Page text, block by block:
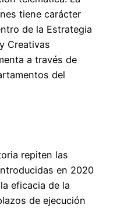
tiene carácter
de la Estrategia
Creativas
a través de
del
repiten las
en 2020
eficacia de la
de ejecución